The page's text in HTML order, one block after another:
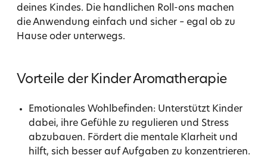
deines Kindes. Die handlichen Roll-ons machen
die Anwendung einfach und sicher – egal ob zu
Hause oder unterwegs.
Vorteile der Kinder Aromatherapie
Emotionales Wohlbefinden: Unterstützt Kinder
dabei, ihre Gefühle zu regulieren und Stress
abzubauen. Fördert die mentale Klarheit und
hilft, sich besser auf Aufgaben zu konzentrieren.